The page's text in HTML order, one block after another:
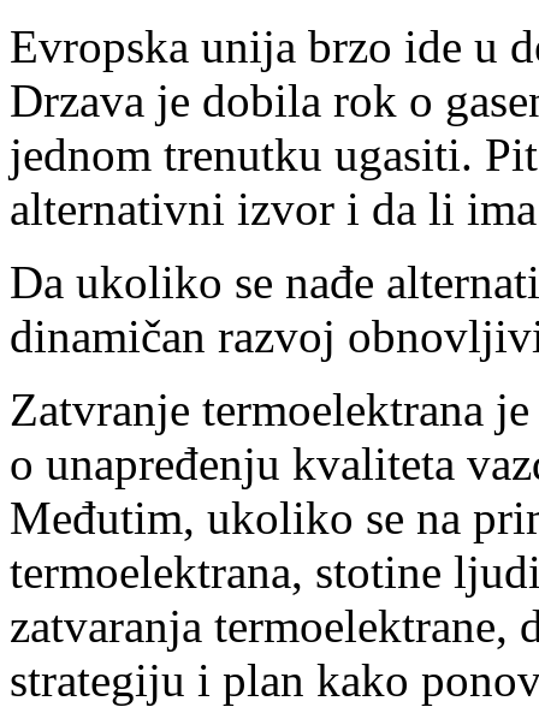
Evropska unija brzo ide u
Drzava je dobila rok o
jednom trenutku ugasiti.
alternativni izvor i da li
Da ukoliko se nađe
dinamičan razvoj
Zatvranje termoelektrana
o unapređenju kvaliteta
Međutim, ukoliko se na
termoelektrana, stotine
zatvaranja termoelektrane,
strategiju i plan kako